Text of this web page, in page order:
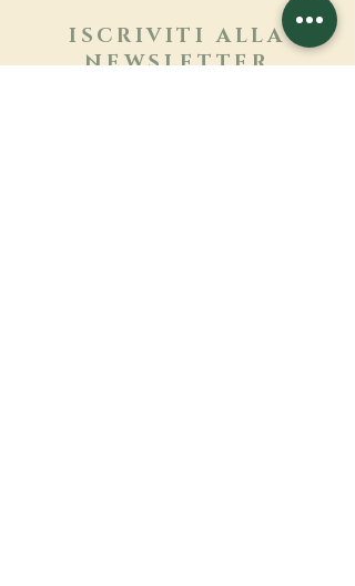
ISCRIVITI ALLA
NEWSLETTER